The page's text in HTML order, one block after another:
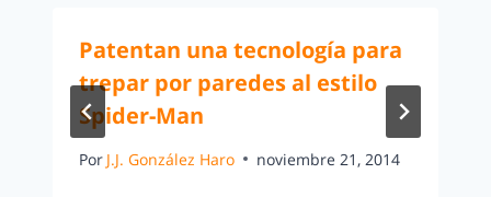
Patentan una tecnología para
trepar por paredes al estilo
Spider-Man
Por J.J. González Haro noviembre 21, 2014